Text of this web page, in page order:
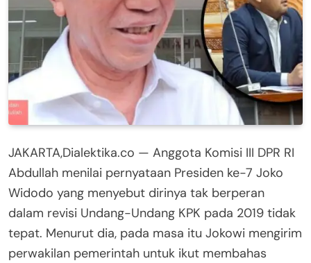
JAKARTA,Dialektika.co — Anggota Komisi III DPR RI
Abdullah menilai pernyataan Presiden ke-7 Joko
Widodo yang menyebut dirinya tak berperan
dalam revisi Undang-Undang KPK pada 2019 tidak
tepat. Menurut dia, pada masa itu Jokowi mengirim
perwakilan pemerintah untuk ikut membahas